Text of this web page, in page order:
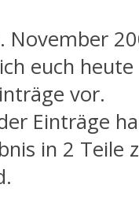
November
euch heute
vor.
Einträge
in 2 Teile